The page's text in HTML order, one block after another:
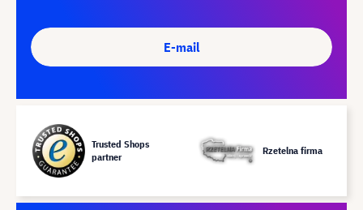
E-mail
Trusted Shops
partner
Rzetelna firma